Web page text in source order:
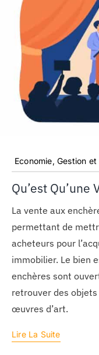
MON COMPTE
PANIER
STUDORIA
Economie, Gestion
Qu’est Qu’une
La vente aux
permettant de
acheteurs pour
immobilier. Le bien
enchères sont
retrouver des
œuvres d’art.
Lire La Suite